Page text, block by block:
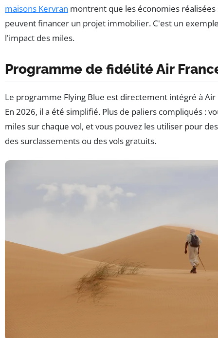
maisons Kervran montrent que les économies réalisées
peuvent financer un projet immobilier. C'est un
l'impact des miles.
Programme de fidélité Air
Le programme Flying Blue est directement intégré à Air
En 2026, il a été simplifié. Plus de paliers compliqués :
miles sur chaque vol, et vous pouvez les utiliser pour
des surclassements ou des vols gratuits.